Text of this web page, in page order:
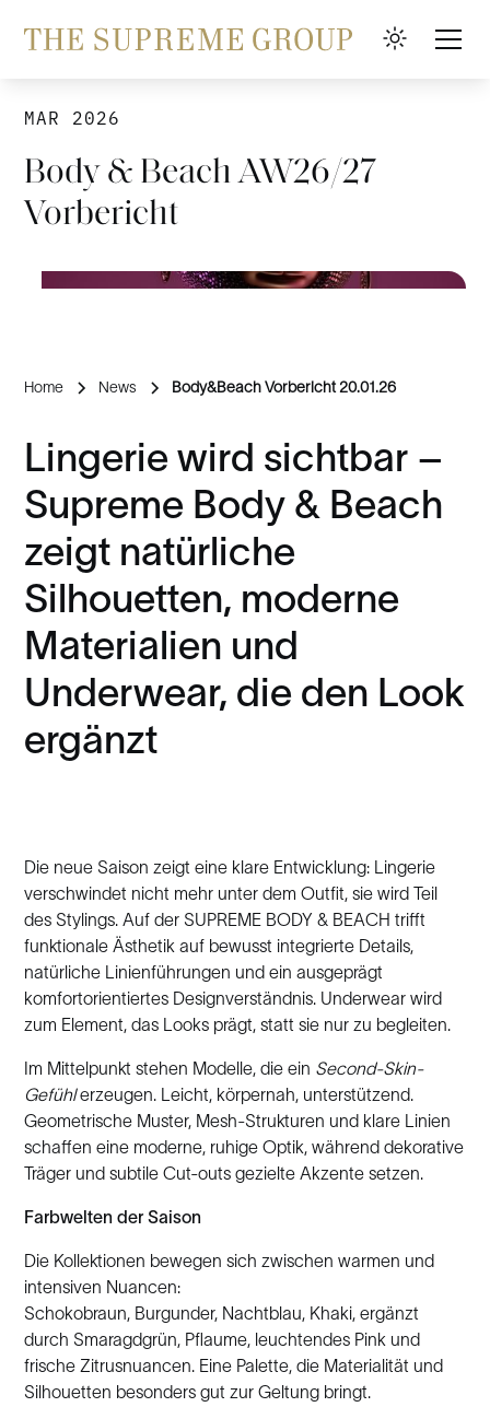
MAR 2026
Body & Beach AW26/27
Vorbericht
Home News Body&Beach Vorbericht 20.01.26
Lingerie wird sichtbar –
Supreme Body & Beach
zeigt natürliche
Silhouetten, moderne
Materialien und
Underwear, die den Look
ergänzt
Die neue Saison zeigt eine klare Entwicklung: Lingerie
verschwindet nicht mehr unter dem Outfit, sie wird Teil
des Stylings. Auf der SUPREME BODY & BEACH trifft
funktionale Ästhetik auf bewusst integrierte Details,
natürliche Linienführungen und ein ausgeprägt
komfortorientiertes Designverständnis. Underwear wird
zum Element, das Looks prägt, statt sie nur zu begleiten.
Im Mittelpunkt stehen Modelle, die ein Second-Skin-
Gefühlerzeugen. Leicht, körpernah, unterstützend.
Geometrische Muster, Mesh-Strukturen und klare Linien
schaffen eine moderne, ruhige Optik, während dekorative
Träger und subtile Cut-outs gezielte Akzente setzen.
Farbwelten der Saison
Die Kollektionen bewegen sich zwischen warmen und
intensiven Nuancen:
Schokobraun, Burgunder, Nachtblau, Khaki, ergänzt
durch Smaragdgrün, Pflaume, leuchtendes Pink und
frische Zitrusnuancen. Eine Palette, die Materialität und
Silhouetten besonders gut zur Geltung bringt.